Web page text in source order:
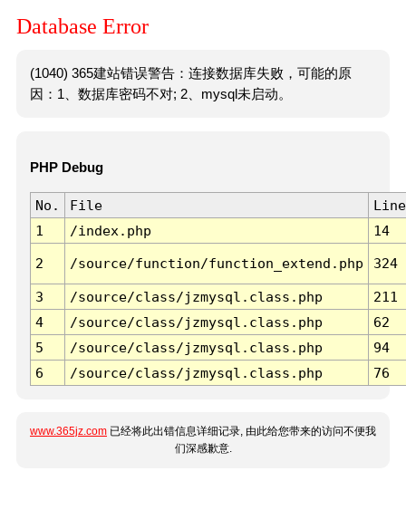
Database Error
(1040) 365建站错误警告：连接数据库失败，可能的原
因：1、数据库密码不对; 2、mysql未启动。
PHP Debug
No. File
Line
1
/index.php 14
2 /source/function/function_extend.php 324
3 /source/class/jzmysql.class.php
211
4
/source/class/jzmysql.class.php
62
5
/source/class/jzmysql.class.php
94
6
/source/class/jzmysql.class.php 76
www.365jz.com 已经将此出错信息详细记录, 由此给您带来的访问不便我
们深感歉意.